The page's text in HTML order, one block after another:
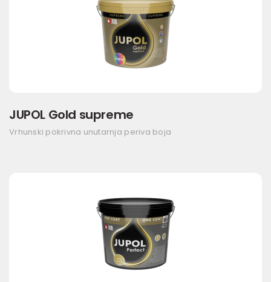
JUPOL Gold supreme
Vrhunski pokrivna unutarnja periva boja